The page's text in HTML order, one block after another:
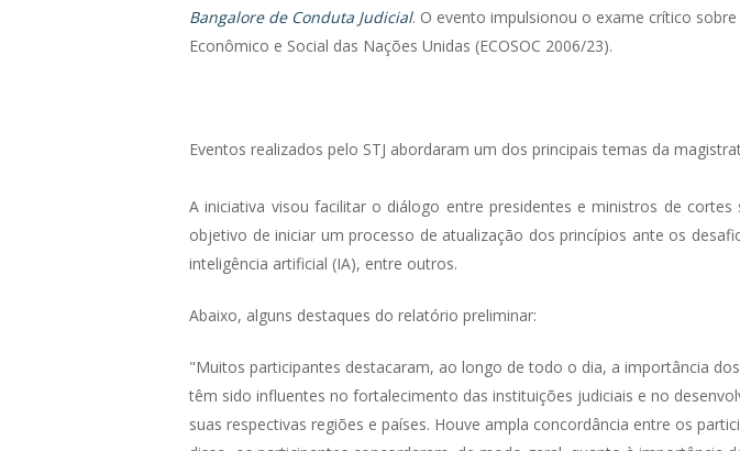
Bangalore de Conduta Judicial. O evento impulsionou o exame crítico
Econômico e Social das Nações Unidas (ECOSOC 2006/23).
Eventos realizados pelo STJ abordaram um dos principais temas da
A iniciativa visou facilitar o diálogo entre presidentes e ministros de
objetivo de iniciar um processo de atualização dos princípios ante os
inteligência artificial (IA), entre outros.
Abaixo, alguns destaques do relatório preliminar:
"Muitos participantes destacaram, ao longo de todo o dia, a importância
têm sido influentes no fortalecimento das instituições judiciais e no
suas respectivas regiões e países. Houve ampla concordância entre os